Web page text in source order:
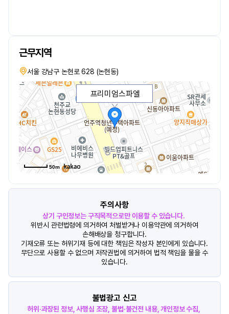
근무지역
서울 강남구 논현로 628 (논현동)
프리미엄스파엘
50m
주의사항
상기 구인정보는 구직목적으로만 이용할 수 있습니다.
위반시 관련법령에 의거하여 처벌받거나 이용약관에 의거하여
손해배상을 청구합니다.
기재오류 또는 허위기재 등에 대한 책임은 작성자 본인에게 있습니다.
무단으로 사용할 수 없으며 저작권법에 의거하여 법적 책임을 물을 수
있습니다.
불법광고 신고
허위·과장된 정보, 사행심 조장, 불법·불건전 내용, 개인정보 수집,